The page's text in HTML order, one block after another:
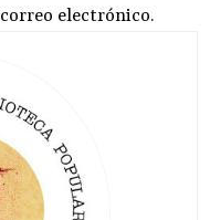
correo electrónico.